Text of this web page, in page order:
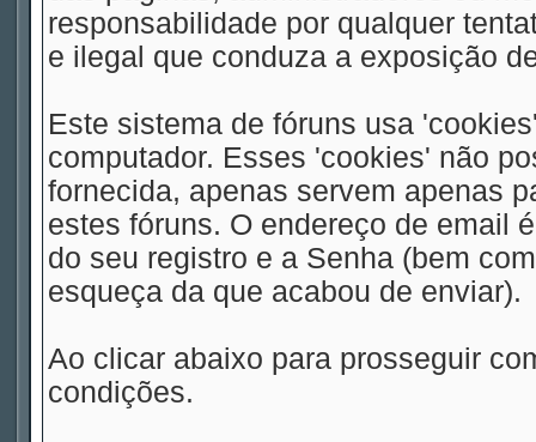
responsabilidade por qualquer
e ilegal que conduza a exposição
Este sistema de fóruns usa
computador. Esses 'cookies' não
fornecida, apenas servem apenas
estes fóruns. O endereço de email
do seu registro e a Senha (bem
esqueça da que acabou de enviar).
Ao clicar abaixo para prosseguir
condições.